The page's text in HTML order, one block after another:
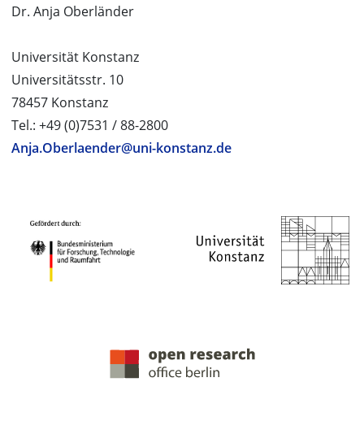
Dr. Anja Oberländer
Universität Konstanz
Universitätsstr. 10
78457 Konstanz
Tel.: +49 (0)7531 / 88-2800
Anja.Oberlaender@uni-konstanz.de